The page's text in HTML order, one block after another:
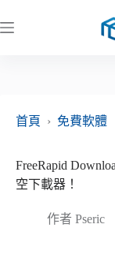
至
首頁
› 免費軟體
FreeRapid
空下載器！
作者 Pseric